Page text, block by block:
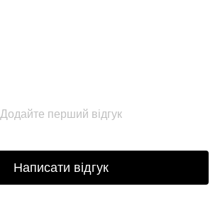
Додайте перший відгук
Написати відгук